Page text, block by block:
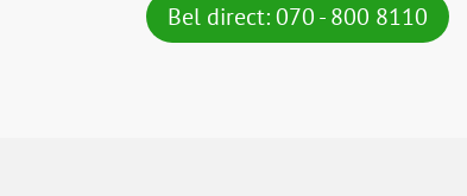
Bel direct: 070 - 800 8110